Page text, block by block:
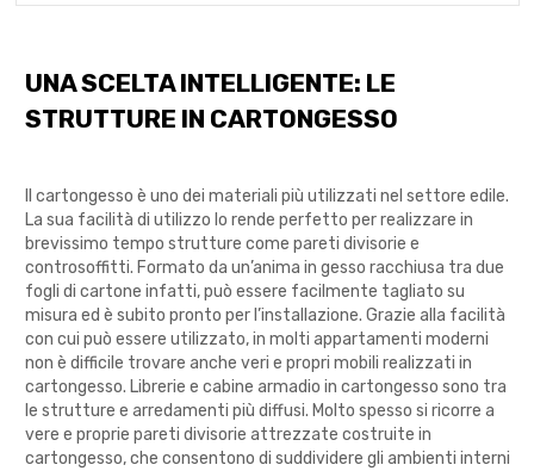
UNA SCELTA INTELLIGENTE: LE
STRUTTURE IN CARTONGESSO
Il cartongesso è uno dei materiali più utilizzati nel settore edile.
La sua facilità di utilizzo lo rende perfetto per realizzare in
brevissimo tempo strutture come pareti divisorie e
controsoffitti. Formato da un’anima in gesso racchiusa tra due
fogli di cartone infatti, può essere facilmente tagliato su
misura ed è subito pronto per l’installazione. Grazie alla facilità
con cui può essere utilizzato, in molti appartamenti moderni
non è difficile trovare anche veri e propri mobili realizzati in
cartongesso. Librerie e cabine armadio in cartongesso sono tra
le strutture e arredamenti più diffusi. Molto spesso si ricorre a
vere e proprie pareti divisorie attrezzate costruite in
cartongesso, che consentono di suddividere gli ambienti interni